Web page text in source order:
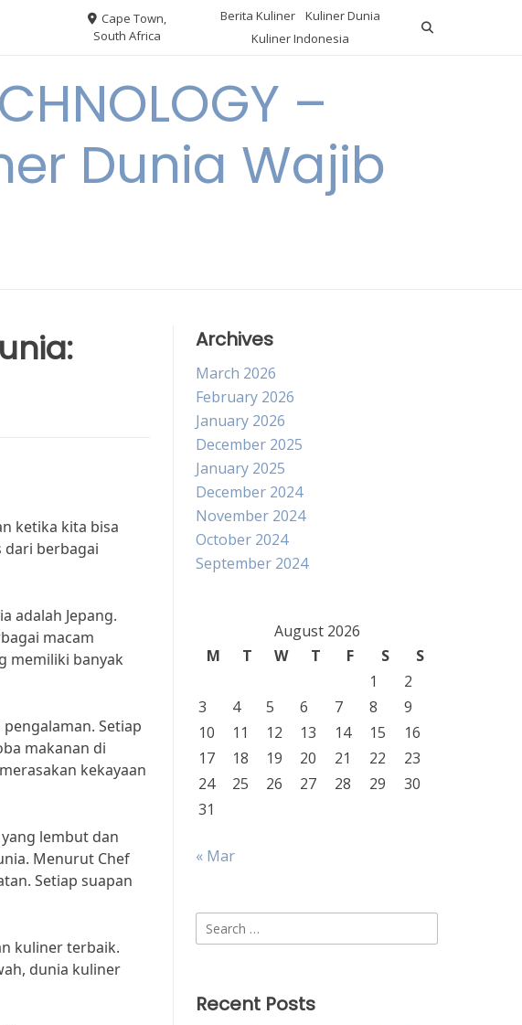
Cape Town,
South Africa
Berita Kuliner
Kuliner Dunia
Kuliner Indonesia
–
Dunia Wajib
ketika kita bisa
dari berbagai
adalah Jepang.
macam
memiliki banyak
Setiap
makanan di
kekayaan
lembut dan
Menurut Chef
Setiap suapan
kuliner terbaik.
dunia kuliner
Archives
March 2026
February 2026
January 2026
December 2025
January 2025
December 2024
November 2024
October 2024
September 2024
August 2026
M
T W T F S
S
1
2
3
4 5 6 7 8
9
10
11 12 13 14 15
16
17
18 19 20 21 22
23
24
25 26 27 28 29
30
31
« Mar
Search
for:
Recent Posts